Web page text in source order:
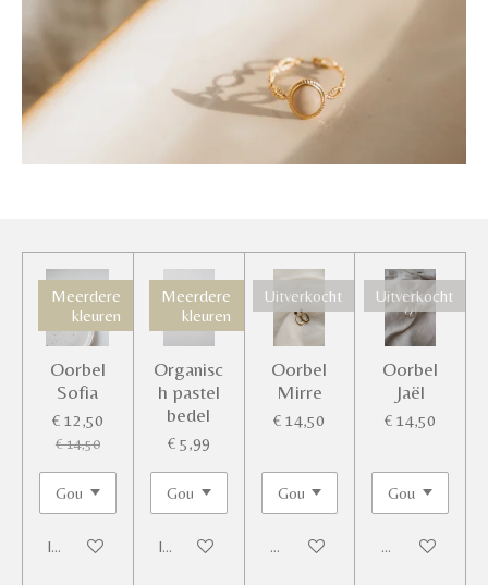
Meerdere
kleuren
Oorbel
Sofia
€ 12,50
€ 14,50
In winkelwagen
Meerdere
kleuren
Organisc
h pastel
bedel
€ 5,99
In winkelwagen
Uitverkocht
Oorbel
Mirre
€ 14,50
Houd mij op de hoogte
Uitverkocht
Oorbel
Jaël
€ 14,50
Houd mij op